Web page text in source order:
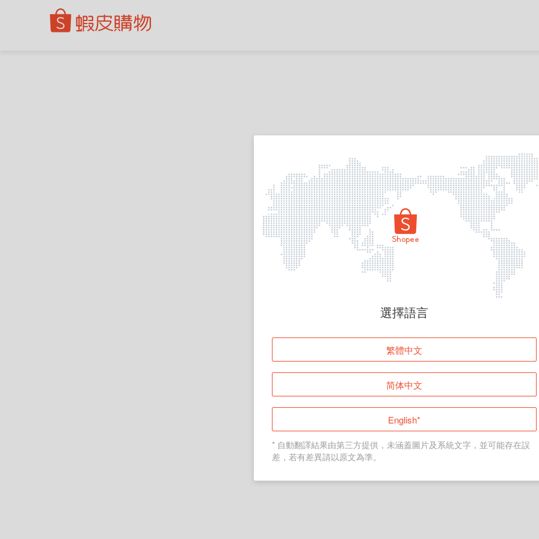
頁面無法顯示
登入
返回首頁
選擇語言
繁體中文
简体中文
English*
* 自動翻譯結果由第三方提供，未涵蓋圖片及系統文字，並可能存在誤
差，若有差異請以原文為準。